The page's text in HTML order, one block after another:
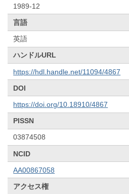
1989-12
言語
英語
ハンドルURL
https://hdl.handle.net/11094/4867
DOI
https://doi.org/10.18910/4867
PISSN
03874508
NCID
AA00867058
アクセス権